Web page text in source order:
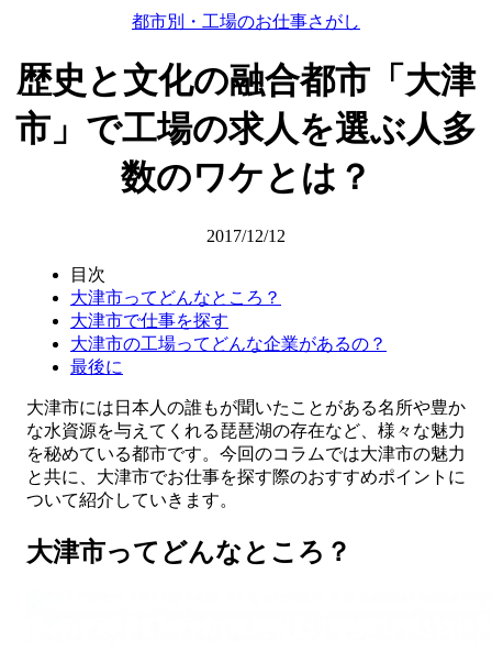
都市別・工場のお仕事さがし
歴史と文化の融合都市「大津
市」で工場の求人を選ぶ人多
数のワケとは？
2017/12/12
目次
大津市ってどんなところ？
大津市で仕事を探す
大津市の工場ってどんな企業があるの？
最後に
大津市には日本人の誰もが聞いたことがある名所や豊か
な水資源を与えてくれる琵琶湖の存在など、様々な魅力
を秘めている都市です。今回のコラムでは大津市の魅力
と共に、大津市でお仕事を探す際のおすすめポイントに
ついて紹介していきます。
大津市ってどんなところ？